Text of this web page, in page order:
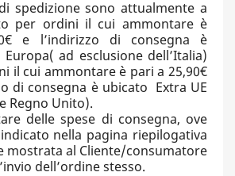
spedizione sono attualmente a
per ordini il cui ammontare è
e l’indirizzo di consegna è
ad esclusione dell’Italia)
il cui ammontare è pari a 25,90€
di consegna è ubicato Extra UE
Regno Unito).
delle spese di consegna, ove
nella pagina riepilogativa
mostrata al Cliente/consumatore
dell’ordine stesso.